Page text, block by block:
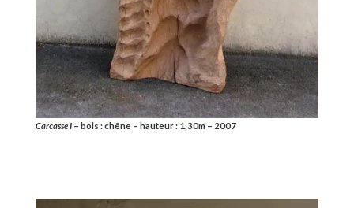
Carcasse I – bois : chêne – hauteur : 1,30m – 2007